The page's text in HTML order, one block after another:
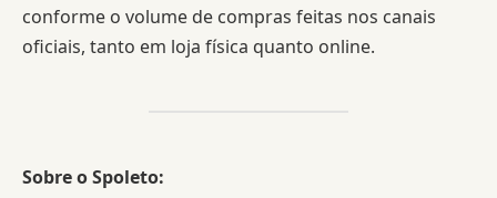
conforme o volume de compras feitas nos canais
oficiais, tanto em loja física quanto online.
Sobre o Spoleto: